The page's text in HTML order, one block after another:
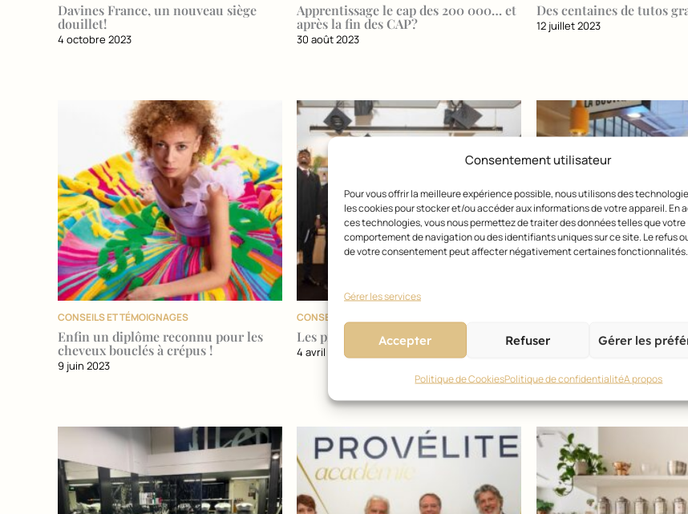
Consentement utilisateur
Pour vous offrir la meilleure expérience possible, nous utilisons des
les cookies pour stocker et/ou accéder aux informations de votre appareil. En
ces technologies, vous nous permettez de traiter des données telles que votre
comportement de navigation ou des identifiants uniques sur ce site. Le refus
de votre consentement peut affecter négativement certaines fonctionnalités.
Gérer les services
Accepter Refuser Gérer les
Politique de CookiesPolitique de confidentialitéA propos
Davines France, un nouveau siège
douillet!
4 octobre 2023
Apprentissage le cap des 200 000… et
après la fin des CAP?
30 août 2023
Des centaines de tutos
12 juillet 2023
CONSEILS ET TÉMOIGNAGES
Enfin un diplôme reconnu pour les
cheveux bouclés à crépus !
9 juin 2023
CONSEILS ET TÉMOIGNAGES
Les premiers diplômés du Real campus
4 avril 2023
Revlon Professional